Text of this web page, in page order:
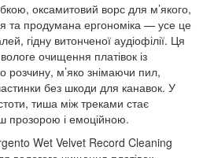
оксамитовий ворс для м’якого,
та продумана ергономіка — усе це
гідну витонченої аудіофілії. Ця
очищення платівок із
розчину, м’яко знімаючи пил,
без шкоди для канавок. У
тиша між треками стає
прозорою і емоційною.
Wet Velvet Record Cleaning